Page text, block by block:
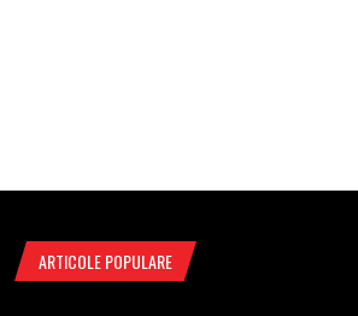
ARTICOLE POPULARE